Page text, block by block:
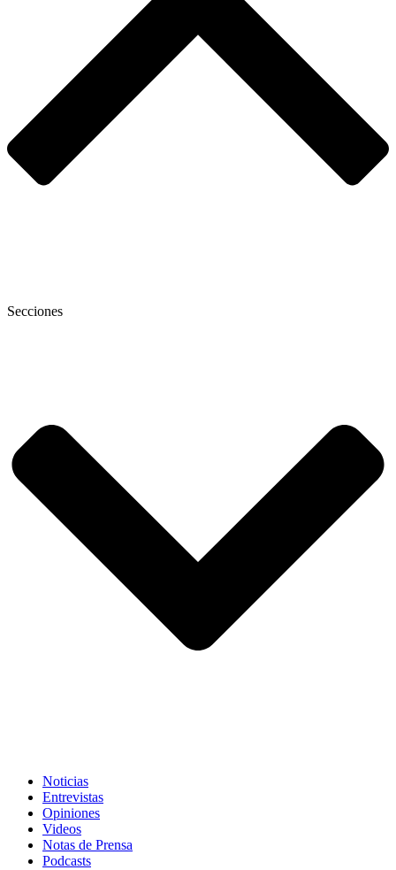
Secciones
Noticias
Entrevistas
Opiniones
Videos
Notas de Prensa
Podcasts